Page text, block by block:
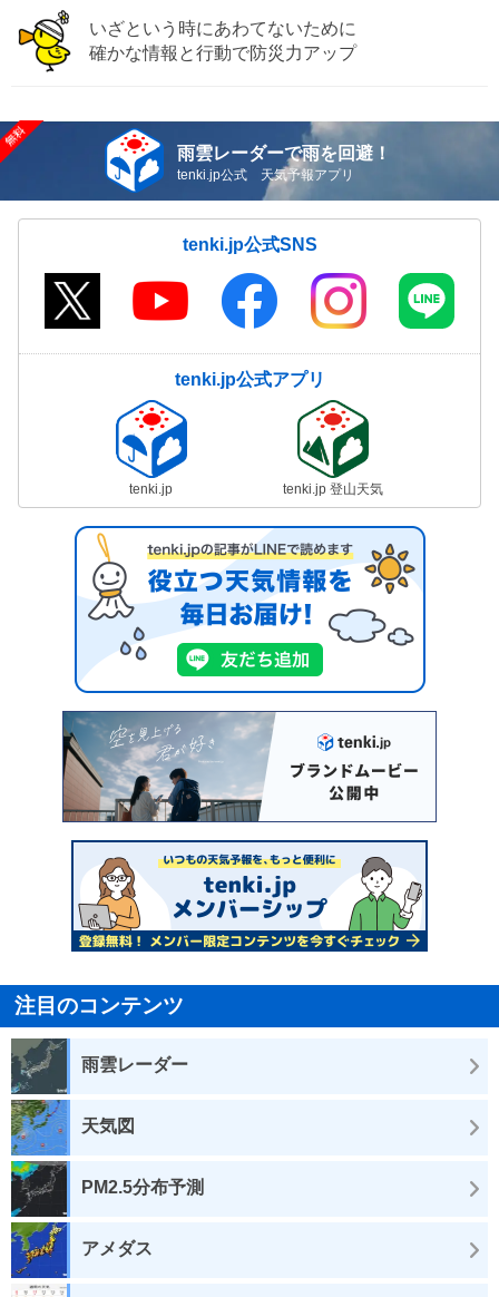
いざという時にあわてないために
確かな情報と行動で防災力アップ
雨雲レーダーで雨を回避！
tenki.jp公式 天気予報アプリ
tenki.jp公式SNS
tenki.jp公式アプリ
tenki.jp tenki.jp 登山天気
注目のコンテンツ
雨雲レーダー
天気図
PM2.5分布予測
アメダス